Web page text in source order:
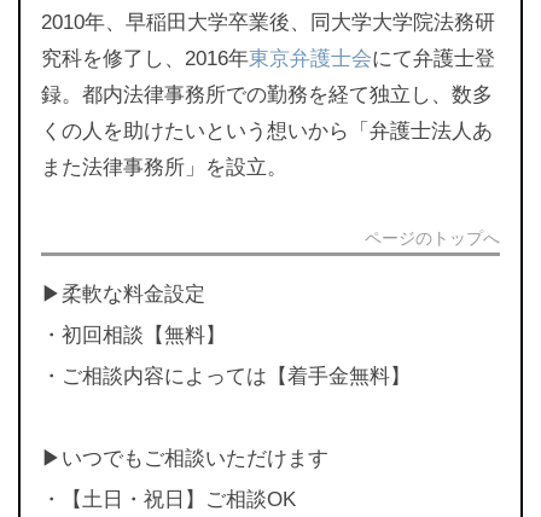
2010年、早稲田大学卒業後、同大学大学院法務研
究科を修了し、2016年東京弁護士会にて弁護士登
録。都内法律事務所での勤務を経て独立し、数多
くの人を助けたいという想いから「弁護士法人あ
また法律事務所」を設立。
ページのトップへ
▶︎柔軟な料金設定
・初回相談【無料】
・ご相談内容によっては【着手金無料】
▶︎いつでもご相談いただけます
・【土日・祝日】ご相談OK